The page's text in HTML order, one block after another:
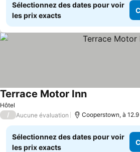
Sélectionnez des dates pour voir
les prix exacts
Hôtel
Terrace Motor Inn
/ Aucune évaluation Cooperstown, à
Sélectionnez des dates pour voir
les prix exacts